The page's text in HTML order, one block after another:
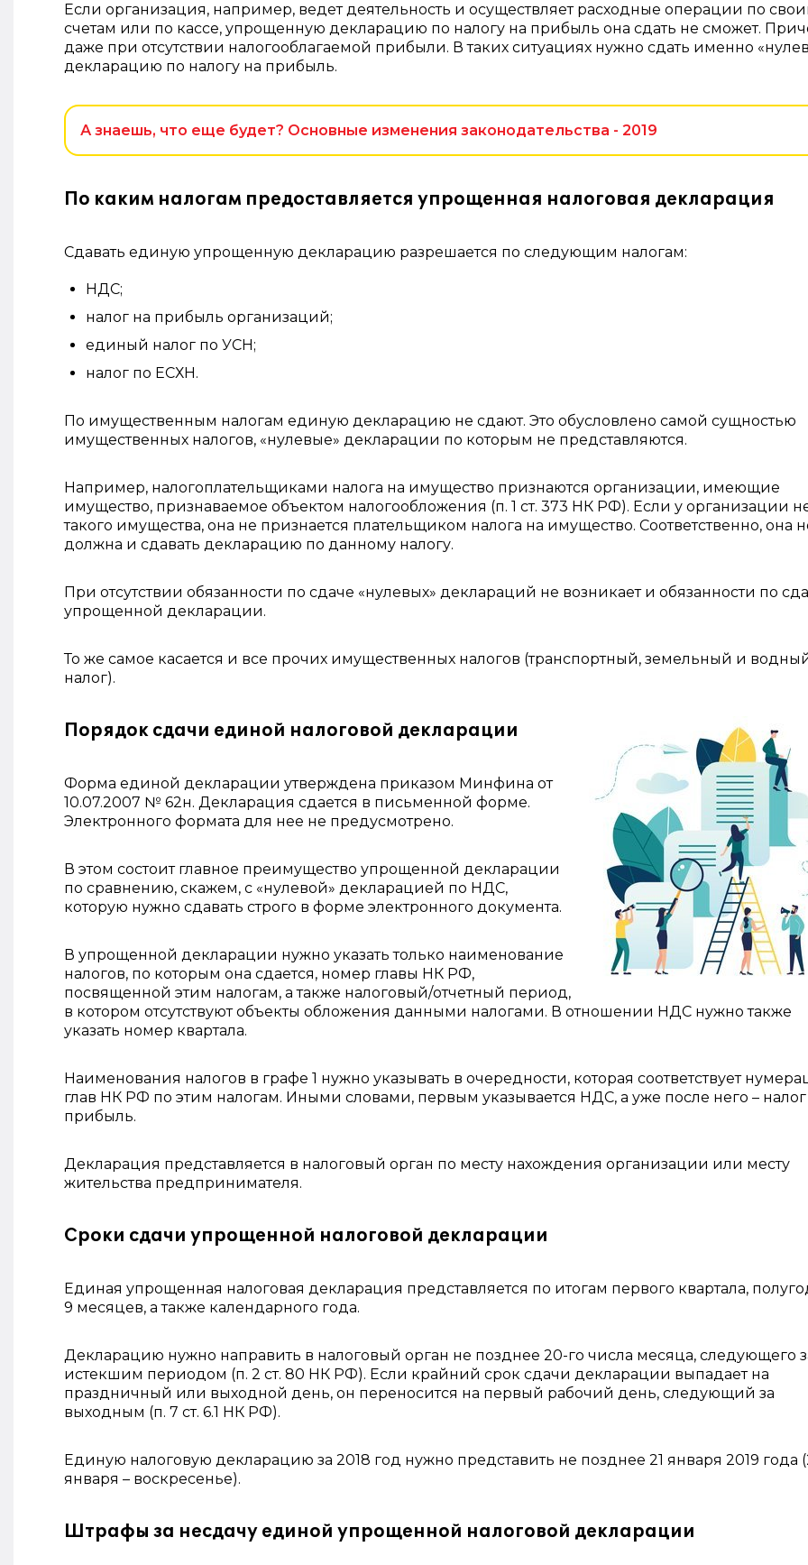
Если организация, например, ведет деятельность и осуществляет расходные операции по
счетам или по кассе, упрощенную декларацию по налогу на прибыль она сдать не сможет.
даже при отсутствии налогооблагаемой прибыли. В таких ситуациях нужно сдать именно
декларацию по налогу на прибыль.
А знаешь, что еще будет? Основные изменения законодательства - 2019
По каким налогам предоставляется упрощенная налоговая декларация
Сдавать единую упрощенную декларацию разрешается по следующим налогам:
НДС;
налог на прибыль организаций;
единый налог по УСН;
налог по ЕСХН.
По имущественным налогам единую декларацию не сдают. Это обусловлено самой сущностью
имущественных налогов, «нулевые» декларации по которым не представляются.
Например, налогоплательщиками налога на имущество признаются организации, имеющие
имущество, признаваемое объектом налогообложения (п. 1 ст. 373 НК РФ). Если у организации
такого имущества, она не признается плательщиком налога на имущество. Соответственно, она
должна и сдавать декларацию по данному налогу.
При отсутствии обязанности по сдаче «нулевых» деклараций не возникает и обязанности по
упрощенной декларации.
То же самое касается и все прочих имущественных налогов (транспортный, земельный и
налог).
Порядок сдачи единой налоговой декларации
Форма единой декларации утверждена приказом Минфина от
10.07.2007 № 62н. Декларация сдается в письменной форме.
Электронного формата для нее не предусмотрено.
В этом состоит главное преимущество упрощенной декларации
по сравнению, скажем, с «нулевой» декларацией по НДС,
которую нужно сдавать строго в форме электронного документа.
В упрощенной декларации нужно указать только наименование
налогов, по которым она сдается, номер главы НК РФ,
посвященной этим налогам, а также налоговый/отчетный период,
в котором отсутствуют объекты обложения данными налогами. В отношении НДС нужно также
указать номер квартала.
Наименования налогов в графе 1 нужно указывать в очередности, которая соответствует
глав НК РФ по этим налогам. Иными словами, первым указывается НДС, а уже после него – налог
прибыль.
Декларация представляется в налоговый орган по месту нахождения организации или месту
жительства предпринимателя.
Сроки сдачи упрощенной налоговой декларации
Единая упрощенная налоговая декларация представляется по итогам первого квартала,
9 месяцев, а также календарного года.
Декларацию нужно направить в налоговый орган не позднее 20-го числа месяца, следующего
истекшим периодом (п. 2 ст. 80 НК РФ). Если крайний срок сдачи декларации выпадает на
праздничный или выходной день, он переносится на первый рабочий день, следующий за
выходным (п. 7 ст. 6.1 НК РФ).
Единую налоговую декларацию за 2018 год нужно представить не позднее 21 января 2019 года
января – воскресенье).
Штрафы за несдачу единой упрощенной налоговой декларации